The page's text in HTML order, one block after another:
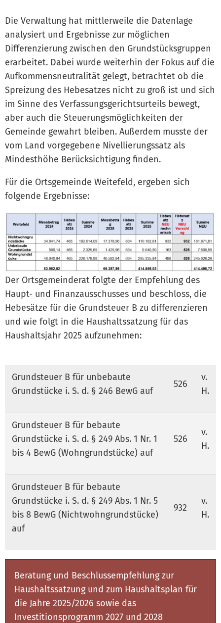
Die Verwaltung hat mittlerweile die Datenlage
analysiert und Ergebnisse zur möglichen
Differenzierung zwischen den Grundstücksgruppen
erarbeitet. Dabei wurde weiterhin der Fokus auf die
Aufkommensneutralität gelegt, betrachtet ob die
Spreizung des Hebesatzes nicht zu groß ist und sich
im Sinne des Verfassungsgerichtsurteils bewegt,
aber auch die Steuerungsmöglichkeiten der
Gemeinde gewahrt bleiben. Außerdem musste der
vom Land vorgegebene Nivellierungssatz als
Mindesthöhe Berücksichtigung finden.
Für die Ortsgemeinde Weitefeld, ergeben sich
folgende Ergebnisse:
Der Ortsgemeinderat folgte der Empfehlung des
Haupt- und Finanzausschusses und beschloss, die
Hebesätze für die Grundsteuer B zu differenzieren
und wie folgt in die Haushaltssatzung für das
Haushaltsjahr 2025 aufzunehmen:
Grundsteuer B für unbebaute
Grundstücke i. S. d. § 246 BewG auf
526
v.
H.
Grundsteuer B für bebaute
Grundstücke i. S. d. § 249 Abs. 1 Nr. 1
bis 4 BewG (Wohngrundstücke) auf
526
v.
H.
Grundsteuer B für bebaute
Grundstücke i. S. d. § 249 Abs. 1 Nr. 5
bis 8 BewG (Nichtwohngrundstücke)
auf
932
v.
H.
Beratung und Beschlussempfehlung zur
Haushaltssatzung und zum Haushaltsplan für
die Jahre 2025/2026 sowie das
Investitionsprogramm 2027 und 2028